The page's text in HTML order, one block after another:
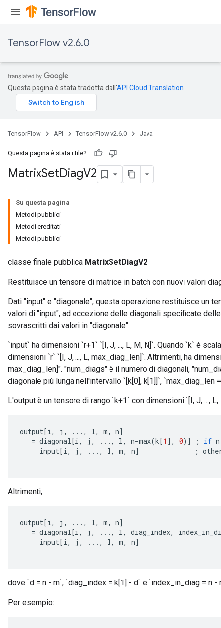
TensorFlow v2.6.0
Questa pagina è stata tradotta dall'API Cloud Translation
TensorFlow API TensorFlow v2.6.0 Java
Questa pagina è stata utile?
MatrixSetDiagV2
Su questa pagina
Metodi pubblici
Metodi ereditati
Metodi pubblici
classe finale pubblica MatrixSetDiagV2
Restituisce un tensore di matrice in batch con nuovi valori
Dati "input" e "diagonale", questa operazione restituisce un
valori di "input", ad eccezione delle diagonali specificate
sovrascritti dai valori in "diagonale".
`input` ha dimensioni `r+1` `[I, J, ..., L, M, N]`. Quando `k` è
dimensioni `r` `[I, J, ..., L, max_diag_len]`. Altrimenti, ha
max_diag_len]". "num_diags" è il numero di diagonali,
diagonale più lunga nell'intervallo `[k[0], k[1]]`, `max_diag_len
L'output è un tensore di rango `k+1` con dimensioni `[I, J, ...,
output[i, j , ..., l, m, n]
= diagonal[i, j , ..., l, n-max(k[1 ] , 0) ] ; if n
input[i, j , ..., l, m, n] ;
Altrimenti,
output[i, j , ..., l, m, n]
= diagonal[i, j , ..., l, diag_index,
input[i, j , ..., l, m, n]
dove `d = n - m`, `diag_index = k[1] - d` e `index_in_diag = n -
Per esempio: